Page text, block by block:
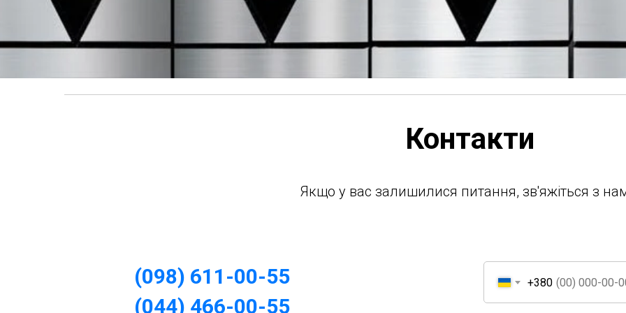
Контакти
Якщо у вас залишилися питання, зв'яжіться з
(098) 611-00-55
(044) 466-00-55
+380